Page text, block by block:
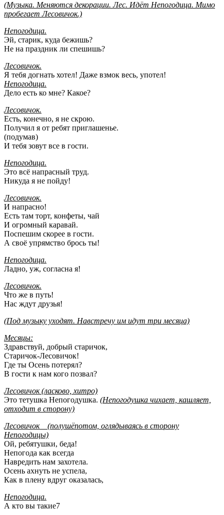
(Музыка. Меняются декорации. Лес. Идёт Непогодица. Мимо
пробегает Лесовичок.)
Непогодица.
Эй, старик, куда бежишь?
Не на праздник ли спешишь?
Лесовичок.
Я тебя догнать хотел! Даже взмок весь, употел!
Непогодица.
Дело есть ко мне? Какое?
Лесовичок.
Есть, конечно, я не скрою.
Получил я от ребят приглашенье.
(подумав)
И тебя зовут все в гости.
Непогодица.
Это всё напрасный труд.
Никуда я не пойду!
Лесовичок.
И напрасно!
Есть там торт, конфеты, чай
И огромный каравай.
Поспешим скорее в гости.
А своё упрямство брось ты!
Непогодица.
Ладно, уж, согласна я!
Лесовичок.
Что же в путь!
Нас ждут друзья!
(Под музыку уходят. Навстречу им идут три месяца)
Месяцы:
Здравствуй, добрый старичок,
Старичок-Лесовичок!
Где ты Осень потерял?
В гости к нам кого позвал?
Лесовичок (ласково, хитро)
Это тетушка Непогодушка. (Непогодушка чихает, кашляет,
отходит в сторону)
Лесовичок (полушёпотом, оглядываясь в сторону
Непогодицы)
Ой, ребятушки, беда!
Непогода как всегда
Навредить нам захотела.
Осень ахнуть не успела,
Как в плену вдруг оказалась,
Непогодица.
А кто вы такие7